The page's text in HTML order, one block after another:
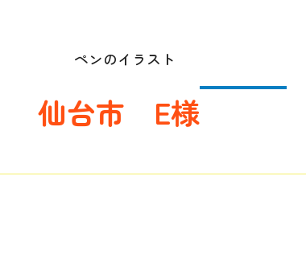
仙台市 E様